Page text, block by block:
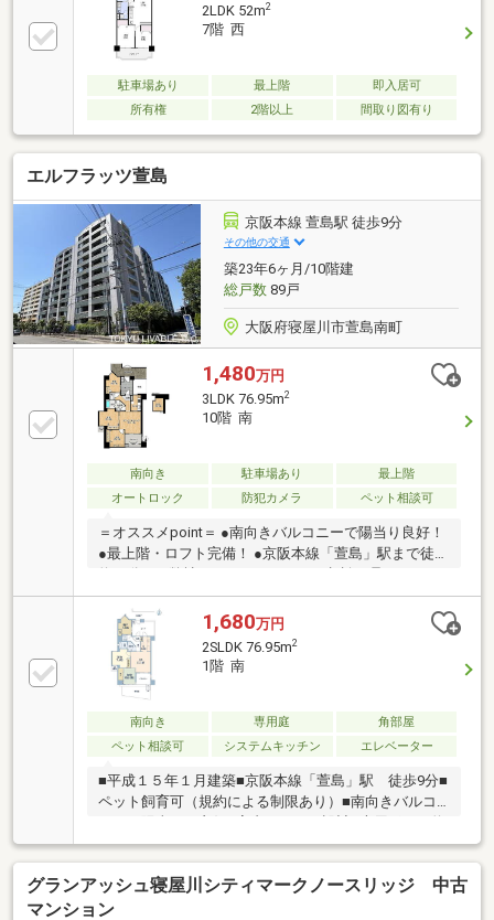
2LDK 52m2
7階 西
駐車場あり 最上階
即入居可
所有権
2階以上 間取り図有り
エルフラッツ萱島
京阪本線 萱島駅 徒歩9分
その他の交通
築23年6ヶ月/10階建
総戸数89戸
大阪府寝屋川市萱島南町
1,480万円
3LDK 76.95m2
10階 南
南向き 駐車場あり
最上階
オートロック
防犯カメラ ペット相談可
＝オススメpoint＝ ●南向きバルコニーで陽当り良好！
●最上階・ロフト完備！ ●京阪本線「萱島」駅まで徒歩
ます！ ●即日内覧可能です！
1,680万円
2SLDK 76.95m2
1階 南
南向き 専用庭
角部屋
ペット相談可
システムキッチン エレベーター
■平成１５年１月建築■京阪本線「萱島」駅 徒歩9分■
ペット飼育可（規約による制限あり）■南向きバルコ
12.66m2■キッチンからも専用ポーチへ出入り可能です
■1階部分のため、階下への音の心配がございません■
専用庭16.5m2■廊下や各室の扉が幅広設計でお身体の
不自由な方でも暮らしやすい設計です■エントランス
グランアッシュ寝屋川シティマークノースリッジ 中古
マンション